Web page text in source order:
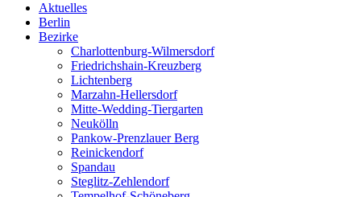
Aktuelles
Berlin
Bezirke
Charlottenburg-Wilmersdorf
Friedrichshain-Kreuzberg
Lichtenberg
Marzahn-Hellersdorf
Mitte-Wedding-Tiergarten
Neukölln
Pankow-Prenzlauer Berg
Reinickendorf
Spandau
Steglitz-Zehlendorf